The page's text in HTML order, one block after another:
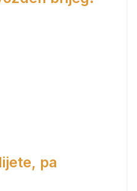
pa